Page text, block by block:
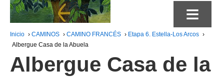
≡
Inicio › CAMINOS › CAMINO FRANCÉS › Etapa 6. Estella-Los Arcos ›
Albergue Casa de la Abuela
Albergue Casa de la